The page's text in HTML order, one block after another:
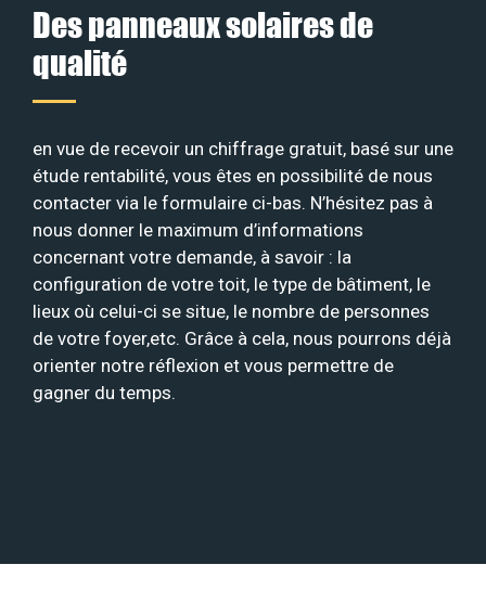
Des panneaux solaires de
qualité
en vue de recevoir un chiffrage gratuit, basé sur une
étude rentabilité, vous êtes en possibilité de nous
contacter via le formulaire ci-bas. N’hésitez pas à
nous donner le maximum d’informations
concernant votre demande, à savoir : la
configuration de votre toit, le type de bâtiment, le
lieux où celui-ci se situe, le nombre de personnes
de votre foyer,etc. Grâce à cela, nous pourrons déjà
orienter notre réflexion et vous permettre de
gagner du temps.